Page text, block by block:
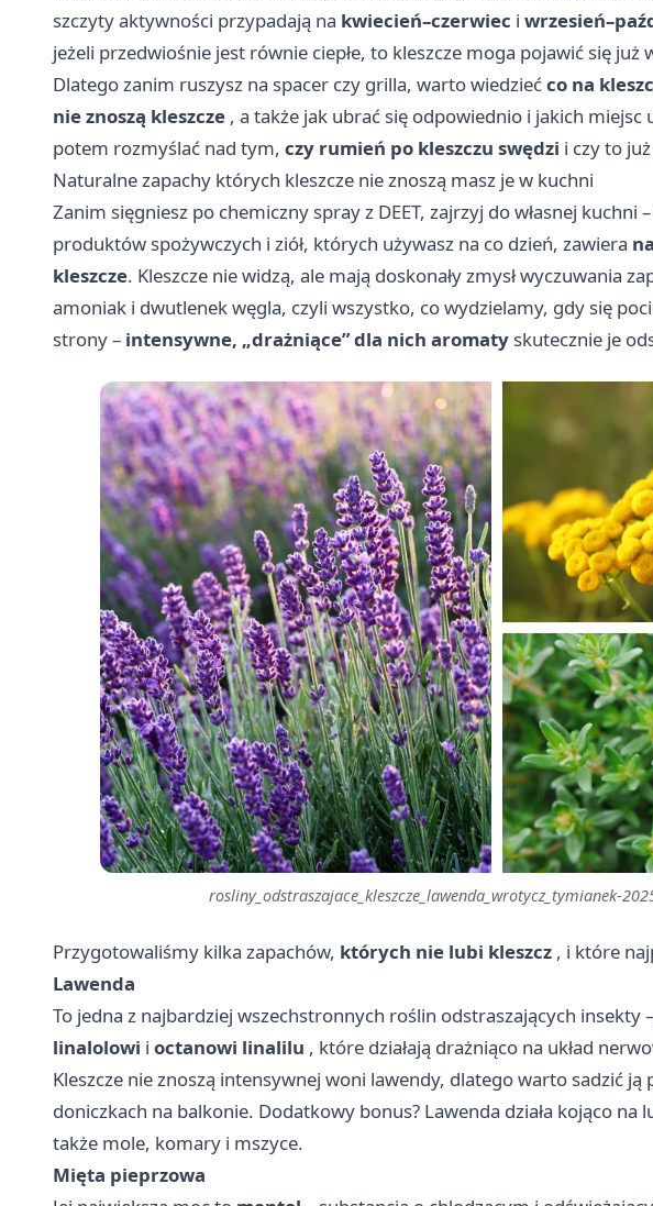
szczyty aktywności przypadają na kwiecień–czerwiec i
jeżeli przedwiośnie jest równie ciepłe, to kleszcze moga pojawić się już
Dlatego zanim ruszysz na spacer czy grilla, warto wiedziećco na
nie znoszą kleszcze , a także jak ubrać się odpowiednio i jakich miejsc
potem rozmyślać nad tym, czy rumień po kleszczu swędzi i czy to
Naturalne zapachy których kleszcze nie znoszą masz je w kuchni
Zanim sięgniesz po chemiczny spray z DEET, zajrzyj do własnej kuchni
produktów spożywczych i ziół, których używasz na co dzień, zawiera
kleszcze. Kleszcze nie widzą, ale mają doskonały zmysł wyczuwania
amoniak i dwutlenek węgla, czyli wszystko, co wydzielamy, gdy się
strony – intensywne, „drażniące” dla nich aromaty skutecznie je
rosliny_odstraszajace_kleszcze_lawenda_wrotycz_tymianek-
Przygotowaliśmy kilka zapachów, których nie lubi kleszcz , i które
Lawenda
To jedna z najbardziej wszechstronnych roślin odstraszających insekty
linalolowi i octanowi linalilu , które działają drażniąco na układ
Kleszcze nie znoszą intensywnej woni lawendy, dlatego warto sadzić ją
doniczkach na balkonie. Dodatkowy bonus? Lawenda działa kojąco na
także mole, komary i mszyce.
Mięta pieprzowa